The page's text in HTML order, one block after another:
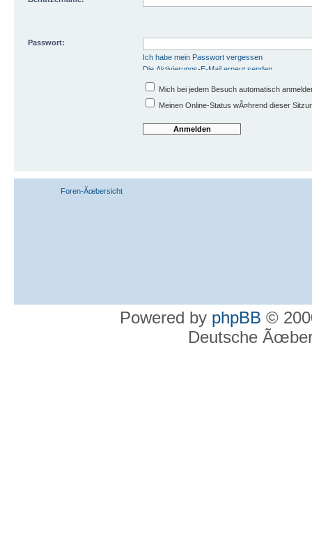
Passwort:
Ich habe mein Passwort vergessen
Die Aktivierungs-E-Mail erneut senden
Mich bei jedem Besuch automatisch
Meinen Online-Status wÃ¤hrend dieser
Foren-Ãœbersicht
Powered by phpBB ©
Deutsche